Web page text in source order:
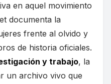
en aquel movimiento
documenta la
frente al olvido y
de historia oficiales.
y trabajo, la
un archivo vivo que